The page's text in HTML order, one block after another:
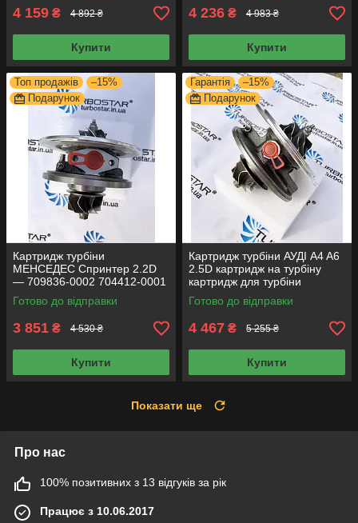
4 159 ₴ 4 892 ₴
Купити
4 236 ₴ 4 983 ₴
Купити
Топ продажів
–15%
Подарунок
Картридж турбіни
МЕНСЕДЕС Спринтер 2.2D
— 709836-0002 704412-0001
709835-0001 709836-
0001 709836-0003
Готово до відправки
3 851 ₴ 4 530 ₴
Купити
Гарантія
–15%
Подарунок
Картридж турбіни АУДІ A4 A6
2.5D картридж на турбіну
картридж для турбіни
454135-0001 454135-0006
Готово до відправки
4 467 ₴ 5 255 ₴
Купити
Показати ще
Про нас
100% позитивних з 13 відгуків за рік
Працює з 10.06.2017